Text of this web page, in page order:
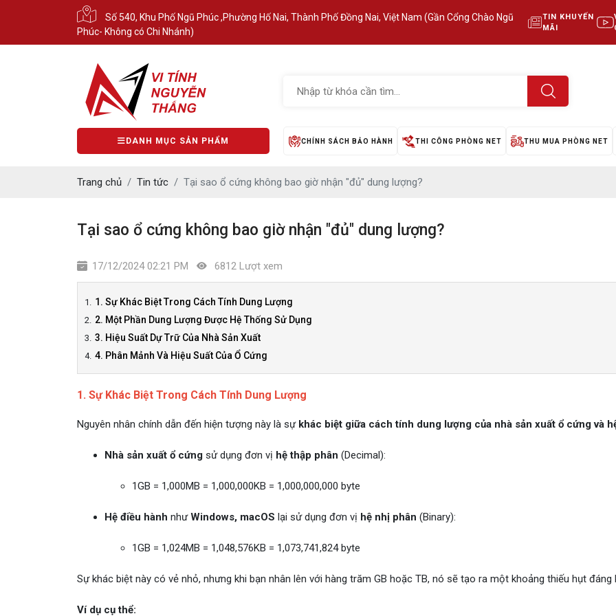
Số 540, Khu Phố Ngũ Phúc ,Phường Hố Nai, Thành Phố Đồng Nai, Việt Nam (Gần Cổng Chào Ngũ
Phúc- Không có Chi Nhánh)
TIN KHUYẾN
MÃI
DANH MỤC SẢN PHẨM CHÍNH SÁCH BẢO HÀNH THI CÔNG PHÒNG NET THU MUA PHÒNG NET
Trang chủ Tin tức Tại sao ổ cứng không bao giờ nhận "đủ" dung lượng?
Tại sao ổ cứng không bao giờ nhận "đủ" dung lượng?
17/12/2024 02:21 PM 6812 Lượt xem
1. Sự Khác Biệt Trong Cách Tính Dung Lượng
2. Một Phần Dung Lượng Được Hệ Thống Sử Dụng
3. Hiệu Suất Dự Trữ Của Nhà Sản Xuất
4. Phân Mảnh Và Hiệu Suất Của Ổ Cứng
1. Sự Khác Biệt Trong Cách Tính Dung Lượng
Nguyên nhân chính dẫn đến hiện tượng này là sự khác biệt giữa cách tính dung lượng của nhà sản xuất ổ cứng và
Nhà sản xuất ổ cứng sử dụng đơn vị hệ thập phân (Decimal):
1GB = 1,000MB = 1,000,000KB = 1,000,000,000 byte
Hệ điều hành nhưWindows, macOS lại sử dụng đơn vị hệ nhị phân (Binary):
1GB = 1,024MB = 1,048,576KB = 1,073,741,824 byte
Sự khác biệt này có vẻ nhỏ, nhưng khi bạn nhân lên với hàng trăm GB hoặc TB, nó sẽ tạo ra một khoảng thiếu hụt đáng
Ví dụ cụ thể: